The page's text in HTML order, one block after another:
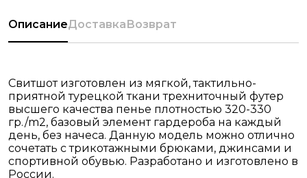
ОписаниеДоставкаВозврат
Свитшот изготовлен из мягкой, тактильно-
приятной турецкой ткани трехниточный футер
высшего качества пенье плотностью 320-330
гр./m2, базовый элемент гардероба на каждый
день, без начеса. Данную модель можно отлично
сочетать с трикотажными брюками, джинсами и
спортивной обувью. Разработано и изготовлено в
России.